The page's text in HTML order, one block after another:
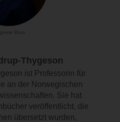
Brun
Thygeson
ist Professorin für
an der Norwegischen
Sie hat
veröffentlicht, die
übersetzt wurden,